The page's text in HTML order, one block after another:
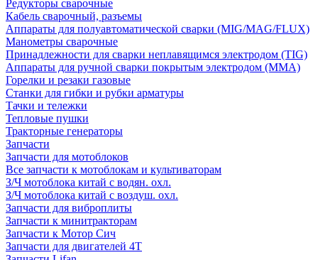
Редукторы сварочные
Кабель сварочный, разъемы
Аппараты для полуавтоматической сварки (MIG/MAG/FLUX)
Манометры сварочные
Принадлежности для сварки неплавящимся электродом (TIG)
Аппараты для ручной сварки покрытым электродом (MMA)
Горелки и резаки газовые
Станки для гибки и рубки арматуры
Тачки и тележки
Тепловые пушки
Тракторные генераторы
Запчасти
Запчасти для мотоблоков
Все запчасти к мотоблокам и культиваторам
З/Ч мотоблока китай с водян. охл.
З/Ч мотоблока китай с воздуш. охл.
Запчасти для виброплиты
Запчасти к минитракторам
Запчасти к Мотор Сич
Запчасти для двигателей 4Т